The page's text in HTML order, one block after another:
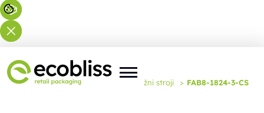
Tu ste: Domov > Rešitve Embalažni stroji > FAB8-1824-3-CS